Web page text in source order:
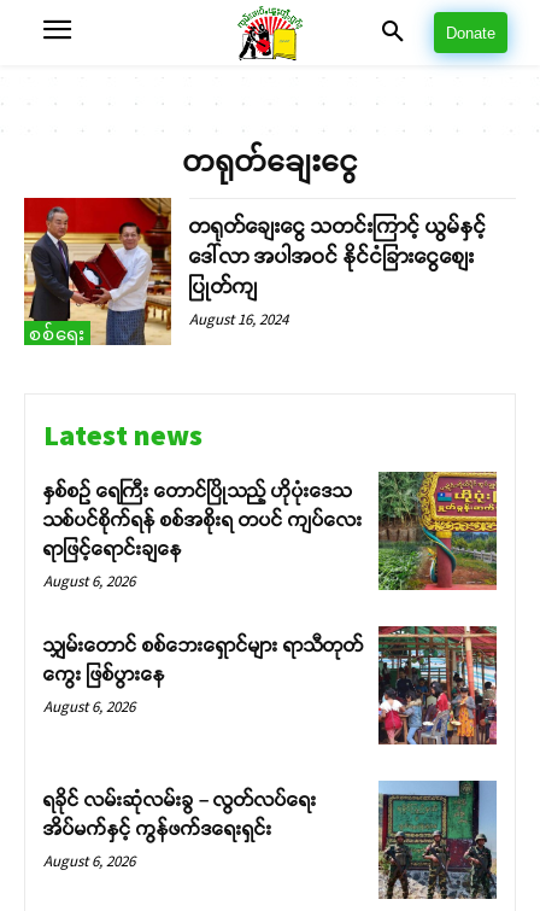
Donate
တရုတ်ချေးငွေ
စစ်ရေး
တရုတ်ချေးငွေ သတင်းကြာင့် ယွမ်နှင့်
ဒေါ်လာ အပါအဝင် နိုင်ငံခြားငွေစျေး
ပြုတ်ကျ
August 16, 2024
Latest news
နှစ်စဉ် ရေကြီး တောင်ပြိုသည့် ဟိုပုံးဒေသ
သစ်ပင်စိုက်ရန် စစ်အစိုးရ တပင် ကျပ်လေး
ရာဖြင့်ရောင်းချနေ
August 6, 2026
သျှမ်းတောင် စစ်ဘေးရှောင်များ ရာသီတုတ်
ကွေး ဖြစ်ပွားနေ
August 6, 2026
ရခိုင် လမ်းဆုံလမ်းခွ – လွတ်လပ်ရေး
အိပ်မက်နှင့် ကွန်ဖက်ဒရေးရှင်း
August 6, 2026